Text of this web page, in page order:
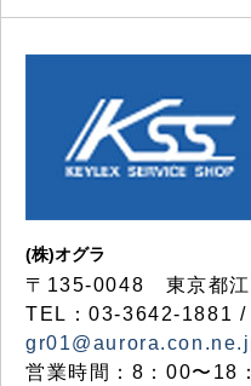
(株)オグラ
〒135-0048 東京都江
TEL：03-3642-1881
営業時間：8：00〜18